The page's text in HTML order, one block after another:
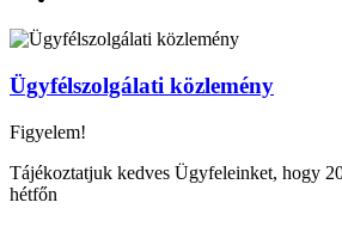
Ügyfélszolgálati közlemény
Figyelem!
Tájékoztatjuk kedves Ügyfeleinket, hogy
hétfőn